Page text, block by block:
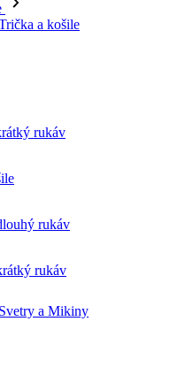
a košile
rukáv
rukáv
rukáv
a Mikiny